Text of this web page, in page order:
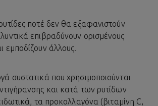
ποτέ δεν θα εξαφανιστούν
επιβραδύνουν ορισμένους
εμποδίζουν άλλους.
συστατικά που χρησιμοποιούνται
και κατά των ρυτίδων
τα προκολλαγόνα (βιταμίνη C,